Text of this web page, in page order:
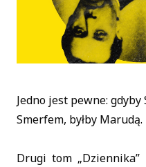
Jedno jest pewne:
Smerfem, byłby Marudą.
Drugi tom